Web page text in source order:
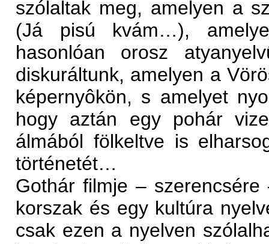
szólaltak meg, amelyen a
(Já pisú kvám…),
hasonlóan orosz
diskuráltunk, amelyen a
képernyôkön, s amelyet
hogy aztán egy pohár
álmából fölkeltve is
történetét…
Gothár filmje –
korszak és egy kultúra
csak ezen a nyelven